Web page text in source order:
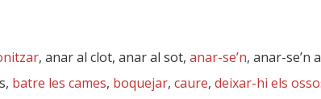
, anar al clot, anar al sot, anar-se’n, anar-se’n
batre les cames, boquejar, caure, deixar-hi els